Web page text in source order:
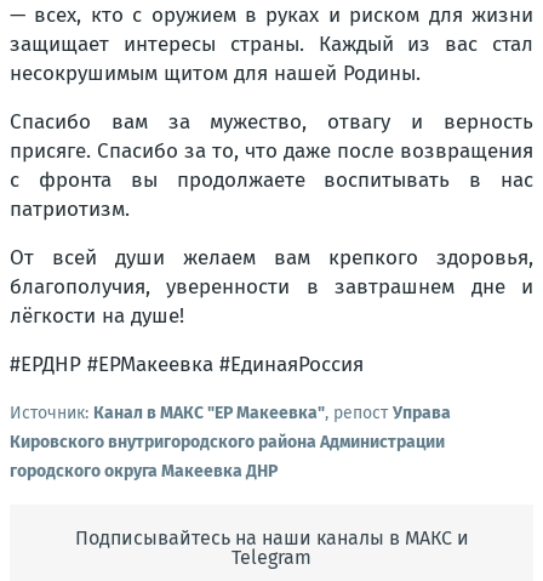
— всех, кто с оружием в руках и риском для жизни
защищает интересы страны. Каждый из вас стал
несокрушимым щитом для нашей Родины.
Спасибо вам за мужество, отвагу и верность
присяге. Спасибо за то, что даже после возвращения
с фронта вы продолжаете воспитывать в нас
патриотизм.
От всей души желаем вам крепкого здоровья,
благополучия, уверенности в завтрашнем дне и
лёгкости на душе!
#ЕРДНР #ЕРМакеевка #ЕдинаяРоссия
Источник: Канал в МАКС "ЕР Макеевка", репостУправа
Кировского внутригородского района Администрации
городского округа Макеевка ДНР
Подписывайтесь на наши каналы в МАКС и
Telegram